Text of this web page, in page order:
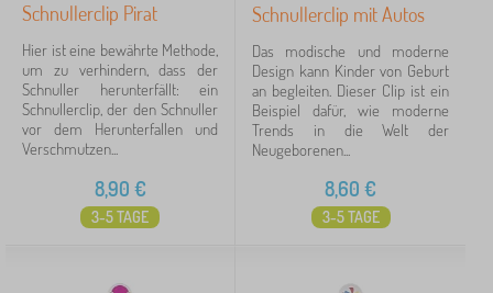
FILTERN
Schnullerclip Pirat
Hier ist eine bewährte Methode,
um zu verhindern, dass der
Schnuller herunterfällt: ein
Schnullerclip, der den Schnuller
vor dem Herunterfallen und
Verschmutzen...
8,90 €
3-5 TAGE
Schnullerclip mit Autos
Das modische und moderne
Design kann Kinder von Geburt
an begleiten. Dieser Clip ist ein
Beispiel dafür, wie moderne
Trends in die Welt der
Neugeborenen...
8,60 €
3-5 TAGE